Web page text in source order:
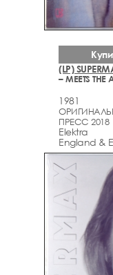
(LP)
– MEETS THE
1981
ПРЕСС 2018
Elektra
England &